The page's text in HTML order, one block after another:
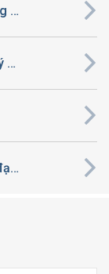
Thủ tục điều chỉnh Giấy chứng nhận đăng ký đầu tư ra nước ngoài
Thủ tục xin cấp Giấy chứng nhận đăng ký đầu tư ra nước ngoài
Gia hạn Giấy phép thành lập Văn phòng đại diện